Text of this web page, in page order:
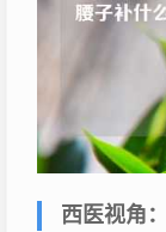
西医视角